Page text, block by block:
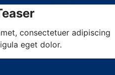
consectetuer adipiscing
eget dolor.